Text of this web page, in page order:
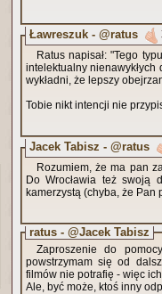
Ławreszuk - @ratus
Ratus napisał: "Tego
intelektualny
wykładni, że lepszy
Tobie nikt intencji nie
Jacek Tabisz - @ratus
Rozumiem, że ma pan
Do Wrocławia też swoją
kamerzystą (chyba, że Pan
ratus - @Jacek Tabisz
Zaproszenie do
powstrzymam się od
filmów nie potrafię - więc
Ale, być może, ktoś inny